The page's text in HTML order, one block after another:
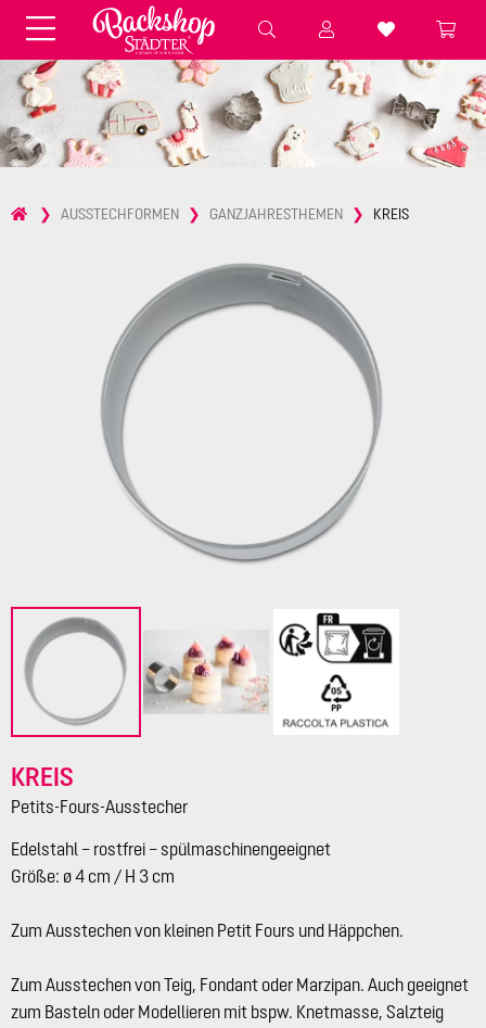
Aufbewahren
Fondant & Zubehör Speisefarben
Essbare Streudekore
Tortenunterlagen &
Kerzen
Pralinenkapseln Geschenktüten
Vorspeisen & Desserts
Pasteten- &
Terrinenformen
Backzutaten Küchenhelfer
Nudel- &
Spätzleherstellung
STÄDTER fresh&cool
AUSSTECHFORMEN GANZJAHRESTHEMEN KREIS
KREIS
Petits-Fours-Ausstecher
Edelstahl – rostfrei – spülmaschinengeeignet
Größe: ø 4 cm / H 3 cm
Zum Ausstechen von kleinen Petit Fours und Häppchen.
Zum Ausstechen von Teig, Fondant oder Marzipan. Auch geeignet
zum Basteln oder Modellieren mit bspw. Knetmasse, Salzteig